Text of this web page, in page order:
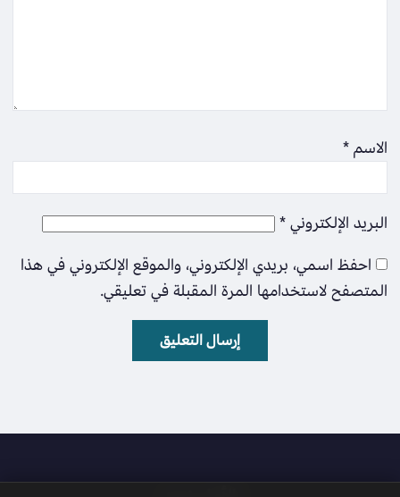
الاسم*
البريد الإلكتروني*
احفظ اسمي، بريدي الإلكتروني، والموقع الإلكتروني في هذا
المتصفح لاستخدامها المرة المقبلة في تعليقي.